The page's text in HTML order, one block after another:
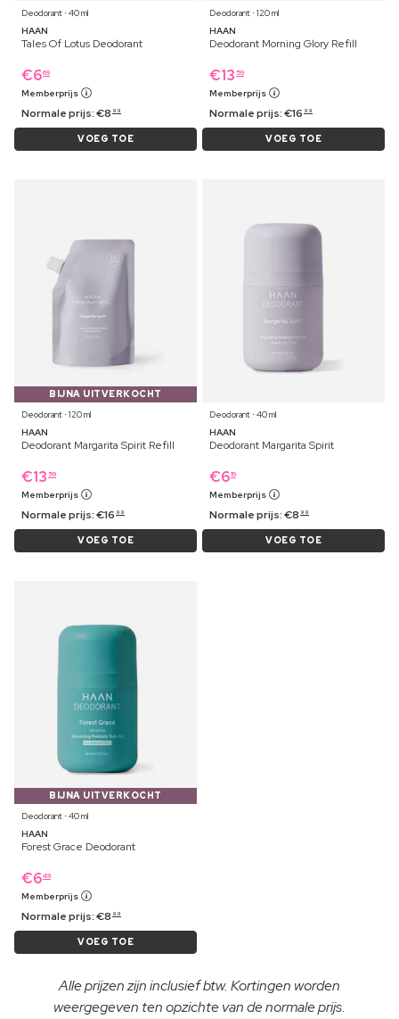
Deodorant ⋅ 40 ml
HAAN
Tales Of Lotus Deodorant
€669
Memberprijs
Normale prijs:€8 99
VOEG TOE
Deodorant ⋅ 120 ml
HAAN
Deodorant Morning Glory Refill
€13 59
Memberprijs
Normale prijs:€16 99
VOEG TOE
BIJNA UITVERKOCHT
Deodorant ⋅ 120 ml
HAAN
Deodorant Margarita Spirit Refill
€13 59
Memberprijs
Normale prijs:€16 99
VOEG TOE
Deodorant ⋅ 40 ml
HAAN
Deodorant Margarita Spirit
€619
Memberprijs
Normale prijs:€8 99
VOEG TOE
BIJNA UITVERKOCHT
Deodorant ⋅ 40 ml
HAAN
Forest Grace Deodorant
€649
Memberprijs
Normale prijs:€8 99
VOEG TOE
Alle prijzen zijn inclusief btw. Kortingen worden
weergegeven ten opzichte van de normale prijs.